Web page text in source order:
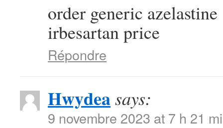
order generic
irbesartan price
Répondre
Hwydeasays:
9 novembre 2023 at 7 h 21